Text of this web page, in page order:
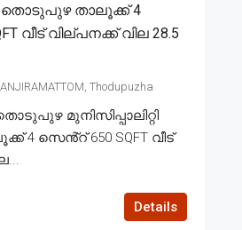
തൊടുപുഴ താലൂക്ക് 4
വീട് വില്പനക്ക് വില 28.5
Thodupuzha
മുനിസിപ്പാലിറ്റി
4 സെൻ്റ് 650 SQFT വീട്
Details